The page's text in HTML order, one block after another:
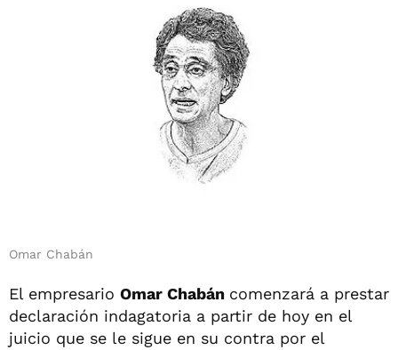
Omar Chabán
El empresario Omar Chabán comenzará a prestar
declaración indagatoria a partir de hoy en el
juicio que se le sigue en su contra por el